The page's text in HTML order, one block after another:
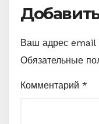
Ваш адрес email
Обязательные
Комментарий *